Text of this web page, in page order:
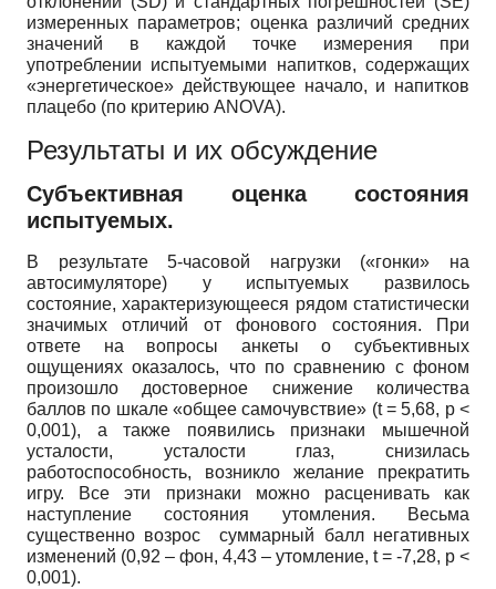
измеренных параметров; оценка различий средних
значений в каждой точке измерения при
употреблении испытуемыми напитков, содержащих
«энергетическое» действующее начало, и напитков
плацебо (по критерию ANOVA).
Результаты и их обсуждение
Субъективная оценка состояния
испытуемых.
В результате 5-часовой нагрузки («гонки» на
автосимуляторе) у испытуемых развилось
состояние, характеризующееся рядом статистически
значимых отличий от фонового состояния. При
ответе на вопросы анкеты о субъективных
ощущениях оказалось, что по сравнению с фоном
произошло достоверное снижение количества
баллов по шкале «общее самочувствие» (t = 5,68, p <
0,001), а также появились признаки мышечной
усталости, усталости глаз, снизилась
работоспособность, возникло желание прекратить
игру. Все эти признаки можно расценивать как
наступление состояния утомления. Весьма
существенно возрос суммарный балл негативных
изменений (0,92 – фон, 4,43 – утомление, t = -7,28, p <
0,001).